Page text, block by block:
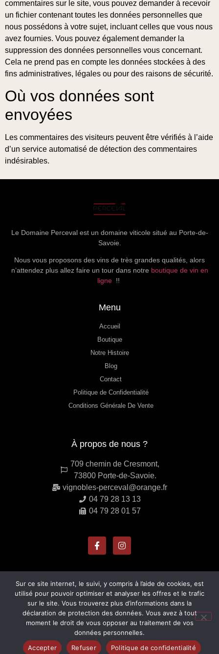
commentaires sur le site, vous pouvez demander à recevoir
un fichier contenant toutes les données personnelles que
nous possédons à votre sujet, incluant celles que vous nous
avez fournies. Vous pouvez également demander la
suppression des données personnelles vous concernant.
Cela ne prend pas en compte les données stockées à des
fins administratives, légales ou pour des raisons de sécurité.
Où vos données sont
envoyées
Les commentaires des visiteurs peuvent être vérifiés à l’aide
d’un service automatisé de détection des commentaires
indésirables.
Le Domaine Perceval est un domaine viticole situé au Porte-de-
Savoie.
Nous vous proposons des vins de très grandes qualités, alors
n’attendez plus allez faire un tour dans notre boutique de vin en
ligne !!
Menu
Accueil
Boutique
Notre Histoire
Blog
Contact
Politique de Confidentialité
Conditions Générale De Vente
À propos de nous ?
709 chemin de Cresmont,
73800 Porte-de-Savoie.
vignobles-perceval@orange.fr
04 79 28 13 13
04 79 28 01 57
© Tous droits réservés - 2022
Domaine Perceval
Sur ce site internet, le suivi, y compris à l’aide de cookies, est
utilisé pour pouvoir optimiser et analyser les offres et le trafic
sur le site. Vous trouverez plus d’informations dans la
déclaration de protection des données. Vous avez à tout
moment le droit de vous opposer au traitement de vos
données personnelles.
Accepter
Refuser Politique de confidentialité